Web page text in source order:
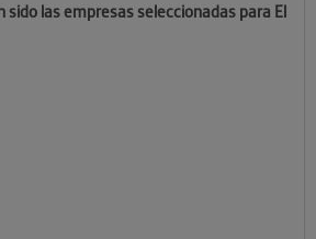
sido las empresas seleccionadas para El